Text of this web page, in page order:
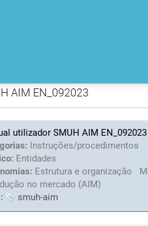
AIM EN_092023
utilizador SMUH AIM EN_092023
Instruções/procedimentos
Entidades
Estrutura e organização
no mercado (AIM)
smuh-aim